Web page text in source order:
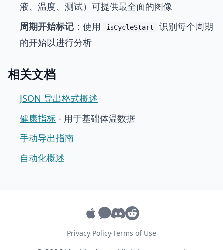
液、温度、测试）可提供最全面的图像
周期开始标记 ：使用 isCycleStart
识别每个周期
的开始以进行分析
相关文档
JSON 导出格式概述
健康指标 - 用于基础体温数据
手动导出指南
自动化概述
Privacy Policy·Terms of Use